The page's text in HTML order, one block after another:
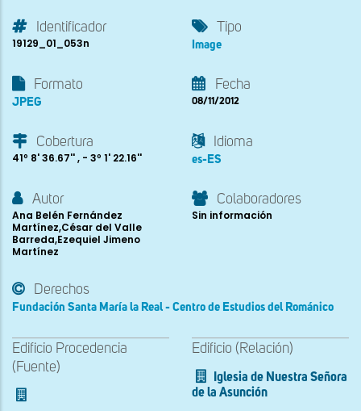
Identificador
19129_01_053n
Tipo
Image
Formato
JPEG
Fecha
08/11/2012
Cobertura
41º 8' 36.67'' , - 3º 1' 22.16''
Idioma
es-ES
Autor
Ana Belén Fernández
Martínez,César del Valle
Barreda,Ezequiel Jimeno
Martínez
Colaboradores
Sin información
Derechos
Fundación Santa María la Real - Centro de Estudios del Románico
Edificio Procedencia
(Fuente)
Edificio (Relación)
Iglesia de Nuestra Señora
de la Asunción